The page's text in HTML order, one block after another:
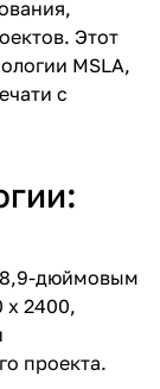
Этот
MSLA,
с
дюймовым
x 2400,
проекта.